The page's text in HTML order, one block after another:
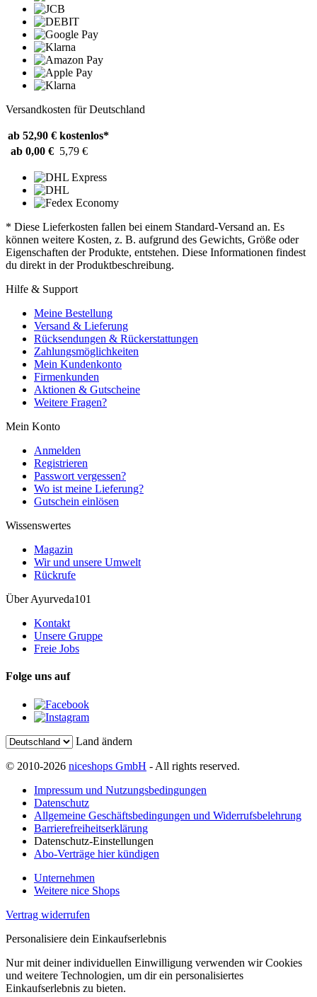
Versandkosten für Deutschland
ab 52,90 € kostenlos*
ab 0,00 € 5,79 €
* Diese Lieferkosten fallen bei einem Standard-Versand an. Es
können weitere Kosten, z. B. aufgrund des Gewichts, Größe oder
Eigenschaften der Produkte, entstehen. Diese Informationen findest
du direkt in der Produktbeschreibung.
Hilfe & Support
Meine Bestellung
Versand & Lieferung
Rücksendungen & Rückerstattungen
Zahlungsmöglichkeiten
Mein Kundenkonto
Firmenkunden
Aktionen & Gutscheine
Weitere Fragen?
Mein Konto
Anmelden
Registrieren
Passwort vergessen?
Wo ist meine Lieferung?
Gutschein einlösen
Wissenswertes
Magazin
Wir und unsere Umwelt
Rückrufe
Über Ayurveda101
Kontakt
Unsere Gruppe
Freie Jobs
Folge uns auf
Land ändern
© 2010-2026 niceshops GmbH - All rights reserved.
Impressum und Nutzungsbedingungen
Datenschutz
Allgemeine Geschäftsbedingungen und Widerrufsbelehrung
Barrierefreiheitserklärung
Datenschutz-Einstellungen
Abo-Verträge hier kündigen
Unternehmen
Weitere nice Shops
Vertrag widerrufen
Personalisiere dein Einkaufserlebnis
Nur mit deiner individuellen Einwilligung verwenden wir Cookies
und weitere Technologien, um dir ein personalisiertes
Einkaufserlebnis zu bieten.